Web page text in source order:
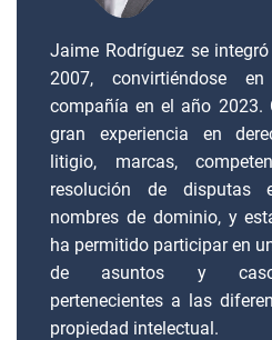
Jaime Rodríguez se integró
2007, convirtiéndose
compañía en el año 2023.
gran experiencia en
litigio, marcas,
resolución de disputas
nombres de dominio, y
ha permitido participar en
de asuntos y
pertenecientes a las
propiedad intelectual.